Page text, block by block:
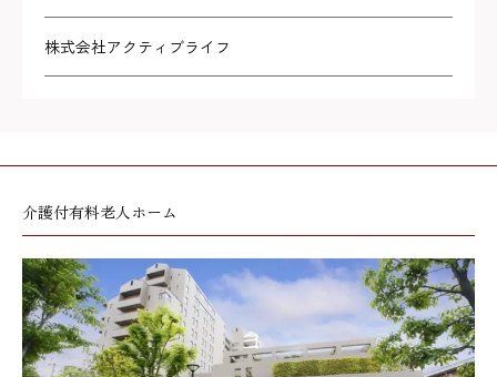
株式会社アクティブライフ
介護付有料老人ホーム